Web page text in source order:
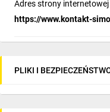
Adres strony internetowej
https://www.kontakt-
PLIKI I